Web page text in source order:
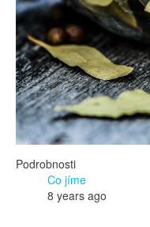
Podrobnosti
Co jíme
8 years ago